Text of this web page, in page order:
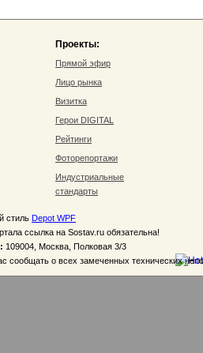
Проекты:
Прямой эфир
Лицо рынка
Визитка
Герои DIGITAL
Рейтинги
Фоторепортажи
Индустриальные
стандарты
стиль Depot WPF
ссылка на Sostav.ru обязательна!
109004, Москва, Полковая 3/3
сообщать о всех замеченных технических